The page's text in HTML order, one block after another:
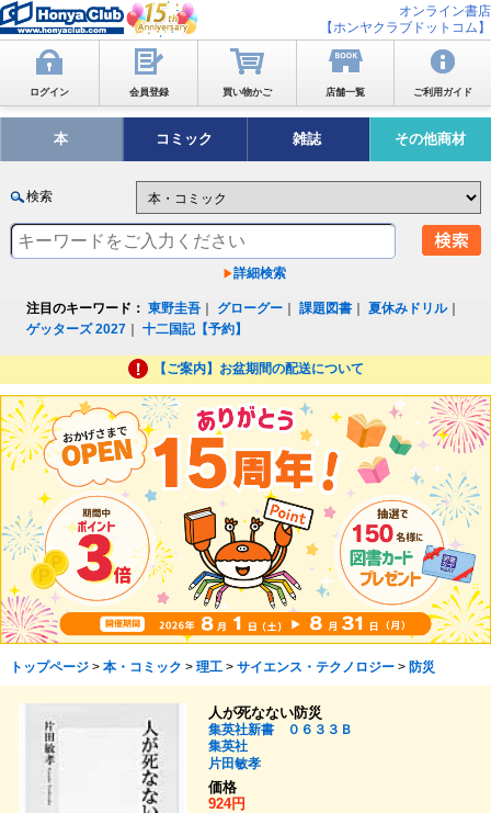
オンライン書店
【ホンヤクラブドットコム】
ログイン 会員登録 買い物かご 店舗一覧 ご利用ガイド
本 コミック 雑誌 その他商材
検索
詳細検索
注目のキーワード： 東野圭吾 グローグー ｜課題図書 ｜夏休みドリル｜
ゲッターズ 2027 ｜十二国記【予約】
【ご案内】お盆期間の配送について
トップページ> 本・コミック > 理工> サイエンス・テクノロジー> 防災
人が死なない防災
集英社新書 ０６３３Ｂ
集英社
片田敏孝
価格
924円